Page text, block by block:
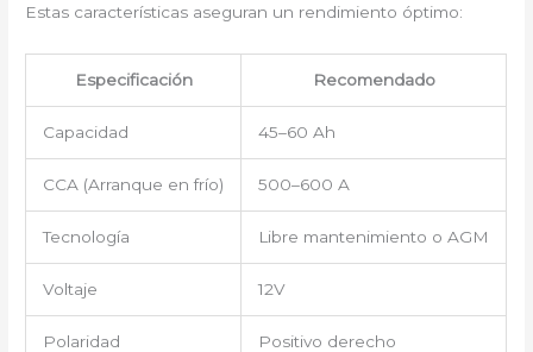
Estas características aseguran un rendimiento óptimo:
Especificación Recomendado
Capacidad 45–60 Ah
CCA (Arranque en frío) 500–600 A
Tecnología Libre mantenimiento o AGM
Voltaje 12V
Polaridad Positivo derecho